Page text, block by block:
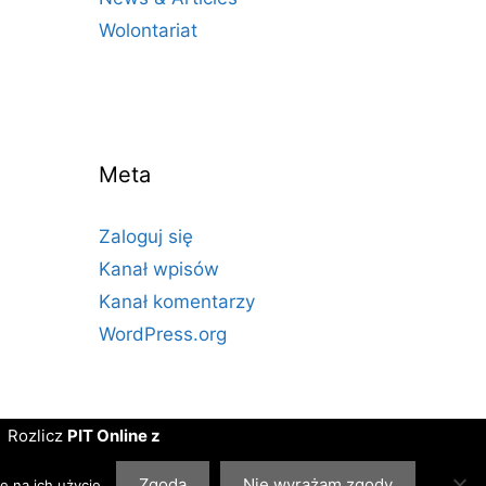
Wolontariat
Meta
Zaloguj się
Kanał wpisów
Kanał komentarzy
WordPress.org
Rozlicz PIT Online z
PITax.pl dla OPP. Projekt